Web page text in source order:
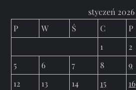
styczeń 2026
P
W Ś C P
1
2
5
6 7 8 9
12
13 14 15 16